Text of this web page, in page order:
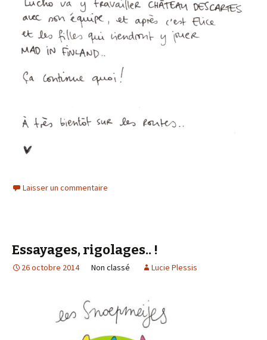
Laisser un commentaire
Essayages, rigolages.. !
26 octobre 2014 Non classé Lucie Plessis